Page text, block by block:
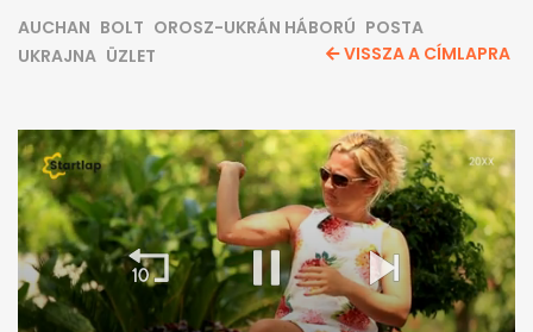
AUCHAN BOLT OROSZ-UKRÁN HÁBORÚ POSTA
UKRAJNA ÜZLET VISSZA A CÍMLAPRA